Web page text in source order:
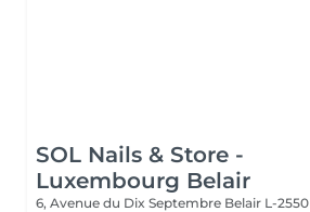
SOL Nails & Store -
Luxembourg Belair
6, Avenue du Dix Septembre Belair L-2550